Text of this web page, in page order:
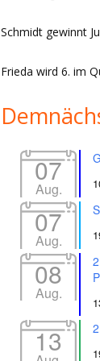
Schmidt gewinnt
Frieda wird 6. im
07
Aug.
07
Aug.
08
Aug.
13